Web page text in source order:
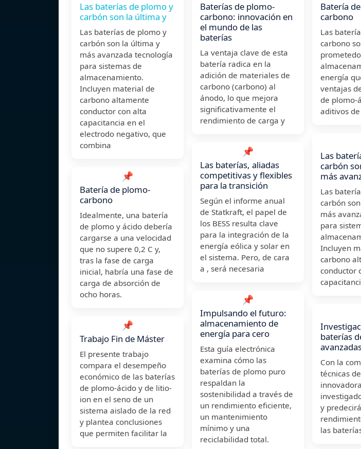
Las baterías de plomo y
carbón son la última y
Las baterías de plomo y
carbón son la última y
más avanzada tecnología
para sistemas de
almacenamiento.
Incluyen material de
carbono altamente
conductor con alta
capacitancia en el
electrodo negativo, que
combina
📌
Batería de plomo-
carbono
Idealmente, una batería
de plomo y ácido debería
cargarse a una velocidad
que no supere 0,2 C y,
tras la fase de carga
inicial, habría una fase de
carga de absorción de
ocho horas.
📌
Trabajo Fin de Máster
El presente trabajo
compara el desempeño
económico de las baterías
de plomo-ácido y de litio-
ion en el seno de un
sistema aislado de la red
y plantea conclusiones
que permiten facilitar la
Baterías de plomo-
carbono: innovación en
el mundo de las
baterías
La ventaja clave de esta
batería radica en la
adición de materiales de
carbono (carbono) al
ánodo, lo que mejora
significativamente el
rendimiento de carga y
📌
Las baterías, aliadas
competitivas y flexibles
para la transición
Según el informe anual
de Statkraft, el papel de
los BESS resulta clave
para la integración de la
energía eólica y solar en
el sistema. Pero, de cara
a , será necesaria
📌
Impulsando el futuro:
almacenamiento de
energía para cero
Esta guía electrónica
examina cómo las
baterías de plomo puro
respaldan la
sostenibilidad a través de
un rendimiento eficiente,
un mantenimiento
mínimo y una
reciclabilidad total.
Batería
carbono
Las
carbono
energía
ventajas
de plomo-
aditivos
Las
carbón
más
Las
carbón
más
para
Incluyen
carbono
conductor
baterías
Con la
técnicas
y
las